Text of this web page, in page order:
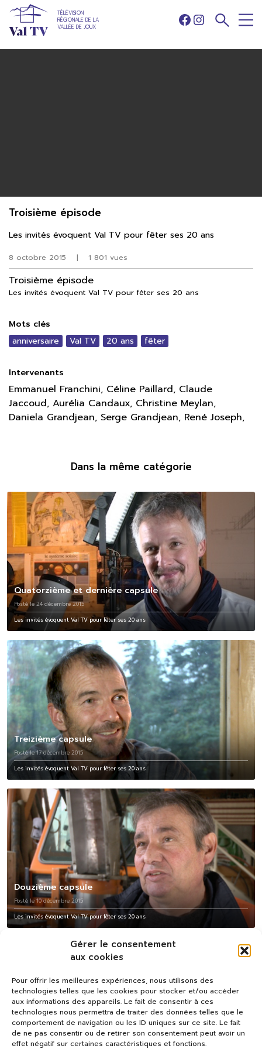
Gérer le consentement
aux cookies
Pour offrir les meilleures expériences, nous utilisons des
technologies telles que les cookies pour stocker et/ou accéder
aux informations des appareils. Le fait de consentir à ces
technologies nous permettra de traiter des données telles que le
comportement de navigation ou les ID uniques sur ce site. Le fait
de ne pas consentir ou de retirer son consentement peut avoir un
effet négatif sur certaines caractéristiques et fonctions.
TÉLÉVISION
RÉGIONALE DE LA
VALLÉE DE JOUX
Facebook
Instagram
8 octobre 2015 | 1 801 vues
Troisième épisode
Les invités évoquent Val TV pour fêter ses 20 ans
Mots clés
anniversaire Val TV 20 ans fêter
Intervenants
Emmanuel Franchini, Céline Paillard, Claude
Jaccoud, Aurélia Candaux, Christine Meylan,
Daniela Grandjean, Serge Grandjean, René Joseph,
Troisième épisode
Les invités évoquent Val TV pour fêter ses 20 ans
Dans la même catégorie
Quatorzième et dernière capsule
Posté le 24 décembre 2015
Les invités évoquent Val TV pour fêter ses 20 ans
Treizième capsule
Posté le 17 décembre 2015
Les invités évoquent Val TV pour fêter ses 20 ans
Douzième capsule
Posté le 10 décembre 2015
Les invités évoquent Val TV pour fêter ses 20 ans